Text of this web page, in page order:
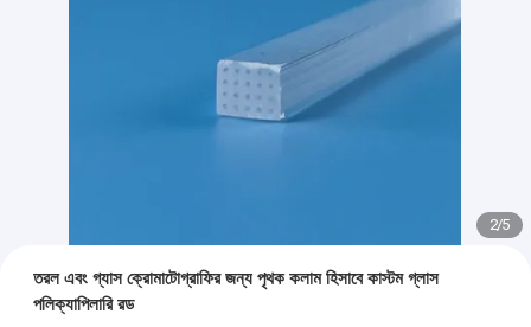
2/5
তরল এবং গ্যাস ক্রোমাটোগ্রাফির জন্য পৃথক কলাম হিসাবে কাস্টম গ্লাস
পলিক্যাপিলারি রড